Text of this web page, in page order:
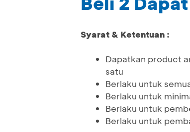
Syarat & Ketentuan :
Dapatkan product
satu
Berlaku untuk
Berlaku untuk
Berlaku untuk
Berlaku untuk